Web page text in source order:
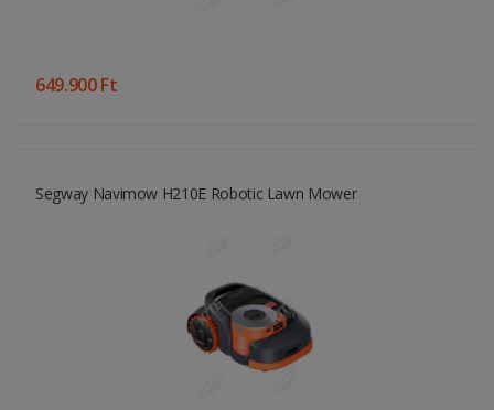
649.900 Ft
Segway Navimow H210E Robotic Lawn Mower